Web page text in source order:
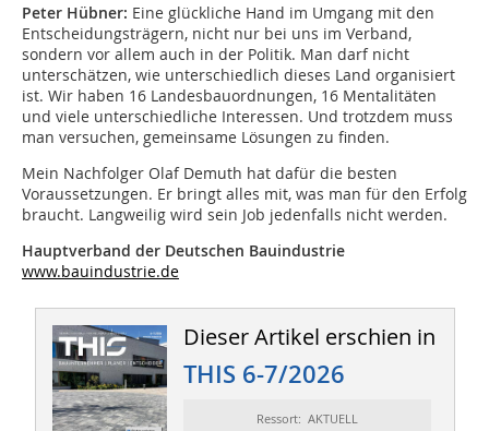
Peter Hübner: Eine glückliche Hand im Umgang mit den
Entscheidungsträgern, nicht nur bei uns im Verband,
sondern vor allem auch in der Politik. Man darf nicht
unterschätzen, wie unterschiedlich dieses Land organisiert
ist. Wir haben 16 Landesbauordnungen, 16 Mentalitäten
und viele unterschiedliche Interessen. Und trotzdem muss
man versuchen, gemeinsame Lösungen zu finden.
Mein Nachfolger Olaf Demuth hat dafür die besten
Voraussetzungen. Er bringt alles mit, was man für den Erfolg
braucht. Langweilig wird sein Job jedenfalls nicht werden.
Hauptverband der Deutschen Bauindustrie
www.bauindustrie.de
Dieser Artikel erschien in
THIS 6-7/2026
Ressort: AKTUELL